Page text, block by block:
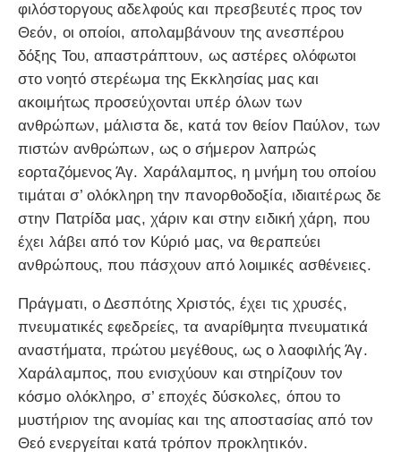
φιλόστοργους αδελφούς και πρεσβευτές προς τον
Θεόν, οι οποίοι, απολαμβάνουν της ανεσπέρου
δόξης Του, απαστράπτουν, ως αστέρες ολόφωτοι
στο νοητό στερέωμα της Εκκλησίας μας και
ακοιμήτως προσεύχονται υπέρ όλων των
ανθρώπων, μάλιστα δε, κατά τον θείον Παύλον, των
πιστών ανθρώπων, ως ο σήμερον λαπρώς
εορταζόμενος Άγ. Χαράλαμπος, η μνήμη του οποίου
τιμάται σ’ ολόκληρη την πανορθοδοξία, ιδιαιτέρως δε
στην Πατρίδα μας, χάριν και στην ειδική χάρη, που
έχει λάβει από τον Κύριό μας, να θεραπεύει
ανθρώπους, που πάσχουν από λοιμικές ασθένειες.
Πράγματι, ο Δεσπότης Χριστός, έχει τις χρυσές,
πνευματικές εφεδρείες, τα αναρίθμητα πνευματικά
αναστήματα, πρώτου μεγέθους, ως ο λαοφιλής Άγ.
Χαράλαμπος, που ενισχύουν και στηρίζουν τον
κόσμο ολόκληρο, σ’ εποχές δύσκολες, όπου το
μυστήριον της ανομίας και της αποστασίας από τον
Θεό ενεργείται κατά τρόπον προκλητικόν.